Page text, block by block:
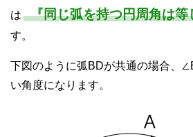
は
『同じ弧を持つ円周角は等
す。
下図のように弧BDが共通の場合、
い角度になります。